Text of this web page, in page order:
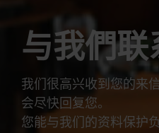
与我們联
我们很高兴收到您的来
会尽快回复您。
您能与我们的资料保护